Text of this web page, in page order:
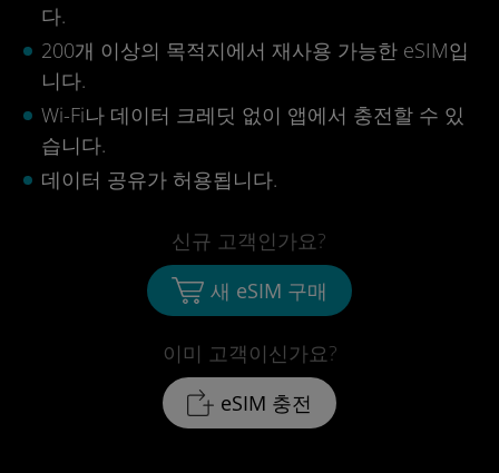
다.
200개 이상의 목적지에서 재사용 가능한 eSIM입
니다.
Wi-Fi나 데이터 크레딧 없이 앱에서 충전할 수 있
습니다.
데이터 공유가 허용됩니다.
이미 고객이신가요?
eSIM 충전
신규 고객인가요?
새 eSIM 구매